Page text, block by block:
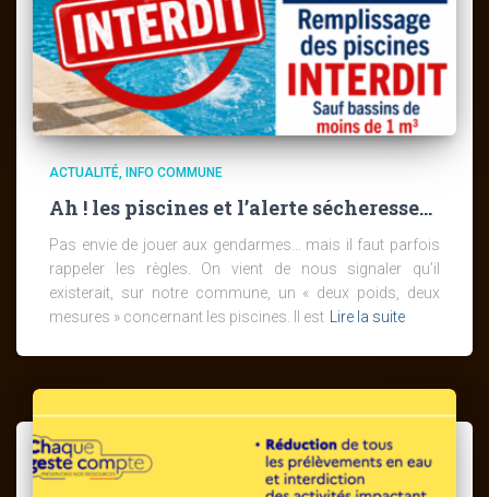
ACTUALITÉ INFO COMMUNE
Ah ! les piscines et l’alerte sécheresse…
Pas envie de jouer aux gendarmes… mais il faut parfois
rappeler les règles. On vient de nous signaler qu’il
existerait, sur notre commune, un « deux poids, deux
mesures » concernant les piscines. Il est
Lire la suite